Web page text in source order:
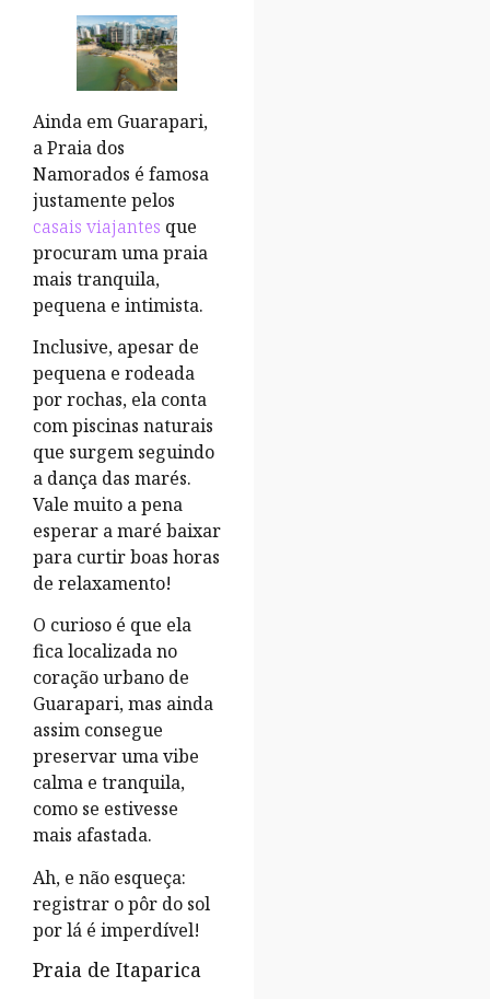
Ainda em Guarapari,
a Praia dos
Namorados é famosa
justamente pelos
casais viajantes que
procuram uma praia
mais tranquila,
pequena e intimista.
Inclusive, apesar de
pequena e rodeada
por rochas, ela conta
com piscinas naturais
que surgem seguindo
a dança das marés.
Vale muito a pena
esperar a maré baixar
para curtir boas horas
de relaxamento!
O curioso é que ela
fica localizada no
coração urbano de
Guarapari, mas ainda
assim consegue
preservar uma vibe
calma e tranquila,
como se estivesse
mais afastada.
Ah, e não esqueça:
registrar o pôr do sol
por lá é imperdível!
Praia de Itaparica